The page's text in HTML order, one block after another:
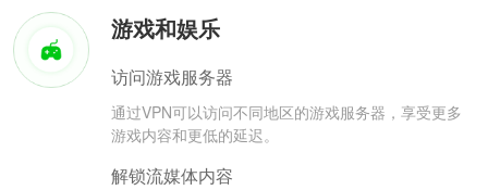
游戏和娱乐
访问游戏服务器
通过VPN可以访问不同地区的游戏服务器，享受更多
游戏内容和更低的延迟。
解锁流媒体内容